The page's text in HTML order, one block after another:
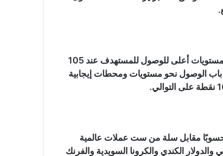
يقابل مؤشر الدولار عائقا أمام محاولة استئناف تخطي مستويات أعلى للوصول للمستهدف عند 105
باب الوصول نحو مستويات ومحطات إيجابية
محسوبًا مقابل سلة من ست عملات عالمية
والدولار الكندي والكرونا السويدية والفرنك